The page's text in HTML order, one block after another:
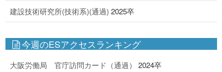
建設技術研究所(技術系)(通過) 2025卒
今週のESアクセスランキング
大阪労働局 官庁訪問カード（通過） 2024卒